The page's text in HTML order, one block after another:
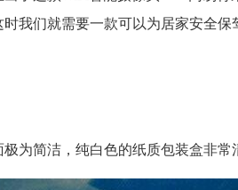
我们就需要一款可以为居家安全
为简洁，纯白色的纸质包装盒非常